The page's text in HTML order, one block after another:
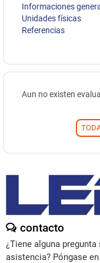
Informaciones
Unidades físicas
Referencias
Aun no existen
contacto
¿Tiene alguna
asistencia? Póngase